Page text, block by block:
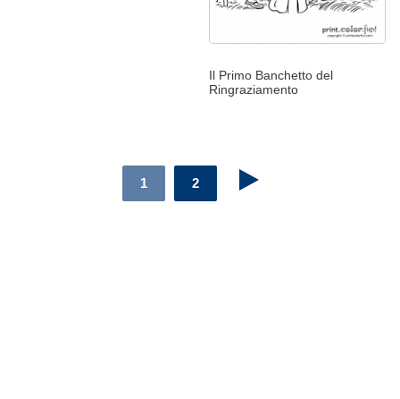
Il Primo Banchetto del
Ringraziamento
1 2